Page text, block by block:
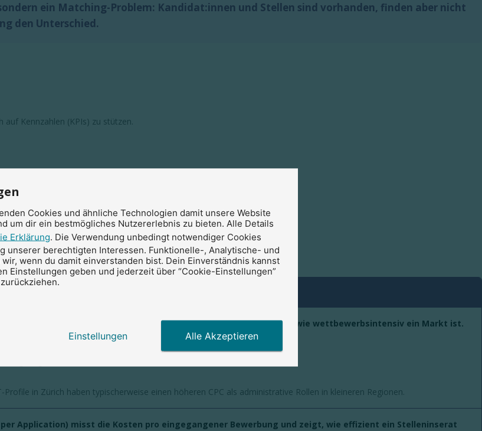
ein Matching-Problem: Kandidat:innen und Stellen sind vorhanden, finden aber nicht
den Unterschied.
Kennzahlen (KPIs) zu stützen.
per Click) misst die Kosten pro Klick auf ein Stelleninserat und zeigt, wie wettbewerbsintensiv ein Markt ist.
Profile in Zürich haben typischerweise einen höheren CPC als administrative Rollen in kleineren Regionen.
per Application) misst die Kosten pro eingegangener Bewerbung und zeigt, wie effizient ein Stelleninserat
Cookies und ähnliche Technologien damit unsere Website
um dir ein bestmögliches Nutzererlebnis zu bieten. Alle Details
Erklärung. Die Verwendung unbedingt notwendiger Cookies
unserer berechtigten Interessen. Funktionelle-, Analytische- und
wenn du damit einverstanden bist. Dein Einverständnis kannst
Einstellungen geben und jederzeit über “Cookie-Einstellungen”
Einstellungen Alle Akzeptieren